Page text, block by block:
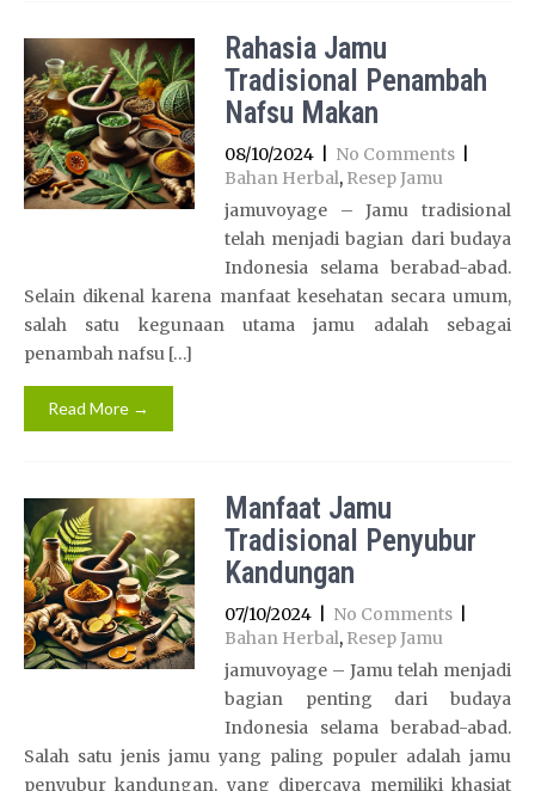
Rahasia Jamu
Tradisional Penambah
Nafsu Makan
08/10/2024 No Comments
Bahan Herbal, Resep Jamu
jamuvoyage – Jamu tradisional
telah menjadi bagian dari budaya
Indonesia selama berabad-abad.
Selain dikenal karena manfaat kesehatan secara umum,
salah satu kegunaan utama jamu adalah sebagai
penambah nafsu […]
Read More →
Manfaat Jamu
Tradisional Penyubur
Kandungan
07/10/2024 No Comments
Bahan Herbal, Resep Jamu
jamuvoyage – Jamu telah menjadi
bagian penting dari budaya
Indonesia selama berabad-abad.
Salah satu jenis jamu yang paling populer adalah jamu
penyubur kandungan, yang dipercaya memiliki khasiat